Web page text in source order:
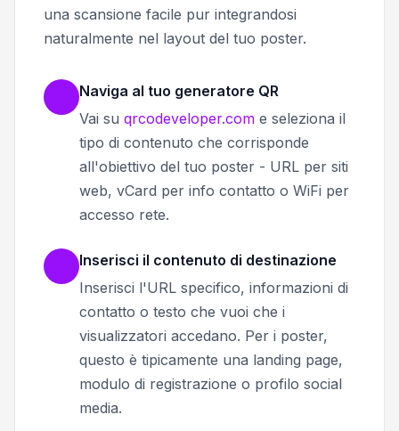
una scansione facile pur integrandosi
naturalmente nel layout del tuo poster.
Naviga al tuo generatore QR
Vai su qrcodeveloper.com e seleziona il
tipo di contenuto che corrisponde
all'obiettivo del tuo poster - URL per siti
web, vCard per info contatto o WiFi per
accesso rete.
Inserisci il contenuto di destinazione
Inserisci l'URL specifico, informazioni di
contatto o testo che vuoi che i
visualizzatori accedano. Per i poster,
questo è tipicamente una landing page,
modulo di registrazione o profilo social
media.